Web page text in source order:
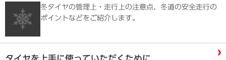
冬タイヤの管理上・走行上の注意点、冬道の安全走行の
ポイントなどをご紹介します。